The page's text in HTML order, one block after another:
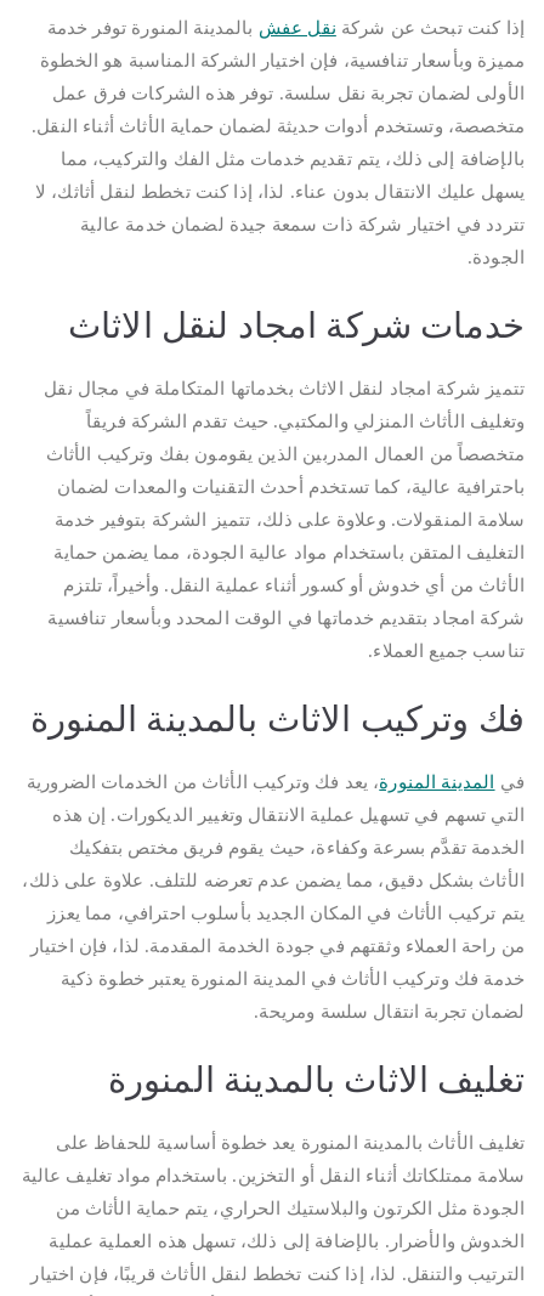
إذا كنت تبحث عن شركة نقل عفش بالمدينة المنورة توفر خدمة
مميزة وبأسعار تنافسية، فإن اختيار الشركة المناسبة هو الخطوة
الأولى لضمان تجربة نقل سلسة. توفر هذه الشركات فرق عمل
متخصصة، وتستخدم أدوات حديثة لضمان حماية الأثاث أثناء النقل.
بالإضافة إلى ذلك، يتم تقديم خدمات مثل الفك والتركيب، مما
يسهل عليك الانتقال بدون عناء. لذا، إذا كنت تخطط لنقل أثاثك، لا
تتردد في اختيار شركة ذات سمعة جيدة لضمان خدمة عالية
الجودة.
خدمات شركة امجاد لنقل الاثاث
تتميز شركة امجاد لنقل الاثاث بخدماتها المتكاملة في مجال نقل
وتغليف الأثاث المنزلي والمكتبي. حيث تقدم الشركة فريقاً
متخصصاً من العمال المدربين الذين يقومون بفك وتركيب الأثاث
باحترافية عالية، كما تستخدم أحدث التقنيات والمعدات لضمان
سلامة المنقولات. وعلاوة على ذلك، تتميز الشركة بتوفير خدمة
التغليف المتقن باستخدام مواد عالية الجودة، مما يضمن حماية
الأثاث من أي خدوش أو كسور أثناء عملية النقل. وأخيراً، تلتزم
شركة امجاد بتقديم خدماتها في الوقت المحدد وبأسعار تنافسية
تناسب جميع العملاء.
فك وتركيب الاثاث بالمدينة المنورة
في المدينة المنورة، يعد فك وتركيب الأثاث من الخدمات الضرورية
التي تسهم في تسهيل عملية الانتقال وتغيير الديكورات. إن هذه
الخدمة تقدَّم بسرعة وكفاءة، حيث يقوم فريق مختص بتفكيك
الأثاث بشكل دقيق، مما يضمن عدم تعرضه للتلف. علاوة على ذلك،
يتم تركيب الأثاث في المكان الجديد بأسلوب احترافي، مما يعزز
من راحة العملاء وثقتهم في جودة الخدمة المقدمة. لذا، فإن اختيار
خدمة فك وتركيب الأثاث في المدينة المنورة يعتبر خطوة ذكية
لضمان تجربة انتقال سلسة ومريحة.
تغليف الاثاث بالمدينة المنورة
تغليف الأثاث بالمدينة المنورة يعد خطوة أساسية للحفاظ على
سلامة ممتلكاتك أثناء النقل أو التخزين. باستخدام مواد تغليف عالية
الجودة مثل الكرتون والبلاستيك الحراري، يتم حماية الأثاث من
الخدوش والأضرار. بالإضافة إلى ذلك، تسهل هذه العملية عملية
الترتيب والتنقل. لذا، إذا كنت تخطط لنقل الأثاث قريبًا، فإن اختيار